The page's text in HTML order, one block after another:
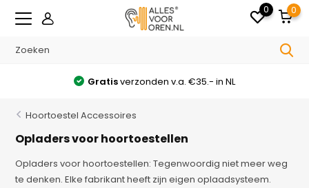
0 0
Gratisverzonden v.a. €35.- in NL
Hoortoestel Accessoires
Opladers voor hoortoestellen
Opladers voor hoortoestellen: Tegenwoordig niet meer weg
te denken. Elke fabrikant heeft zijn eigen oplaadsysteem.